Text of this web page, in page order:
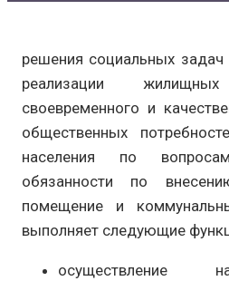
Контакты
Документы
Физическим лицам
Маркетплейс
Партнерам
Полезная информация
решения социальных
реализации
своевременного и
общественных
населения по
обязанности по
помещение и
выполняет следующие
осуществление